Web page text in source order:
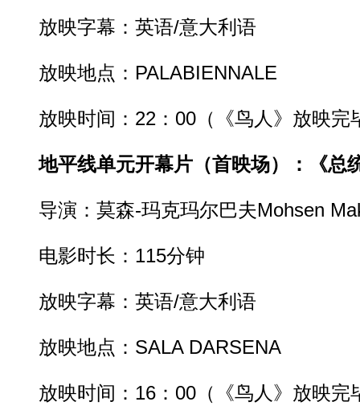
放映字幕：英语/意大利语
放映地点：PALABIENNALE
放映时间：22：00（《鸟人》放映完
地平线单元开幕片（首映场）：《总
导演：莫森-玛克玛尔巴夫Mohsen
电影时长：115分钟
放映字幕：英语/意大利语
放映地点：SALA DARSENA
放映时间：16：00（《鸟人》放映完